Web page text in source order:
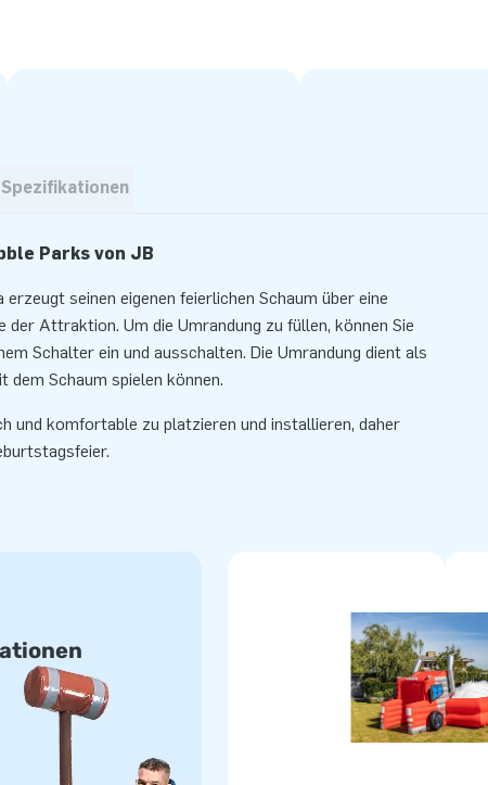
Spezifikationen
Parks von JB
seinen eigenen feierlichen Schaum über eine
der Attraktion. Um die Umrandung zu füllen, können Sie
Schalter ein und ausschalten. Die Umrandung dient als
dem Schaum spielen können.
und komfortable zu platzieren und installieren, daher